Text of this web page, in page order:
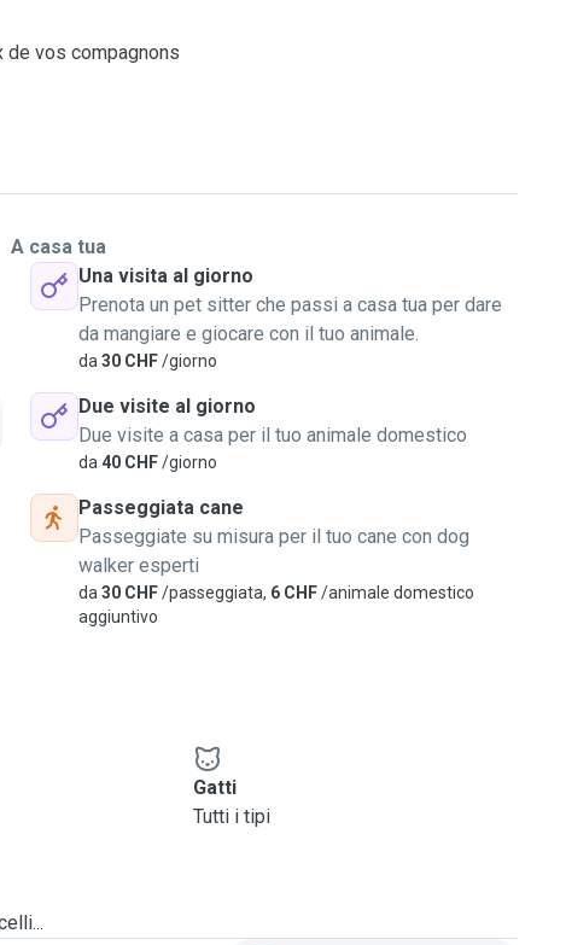
de vos compagnons
A casa tua
Una visita al giorno
Prenota un pet sitter che passi a casa tua per dare
da mangiare e giocare con il tuo animale.
da 30 CHF/giorno
Due visite al giorno
Due visite a casa per il tuo animale domestico
da 40 CHF/giorno
Passeggiata cane
Passeggiate su misura per il tuo cane con dog
walker esperti
da 30 CHF/passeggiata, 6 CHF/animale domestico
aggiuntivo
Gatti
Tutti i tipi